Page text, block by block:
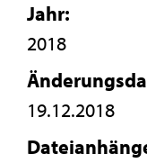
Jahr:
2018
19.12.2018